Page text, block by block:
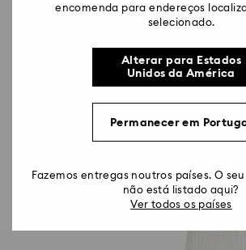
encomenda para endereços
selecionado.
Alterar para Estados
Unidos da América
Permanecer em
Fazemos entregas noutros países. O
não está listado aqui?
Ver todos os países